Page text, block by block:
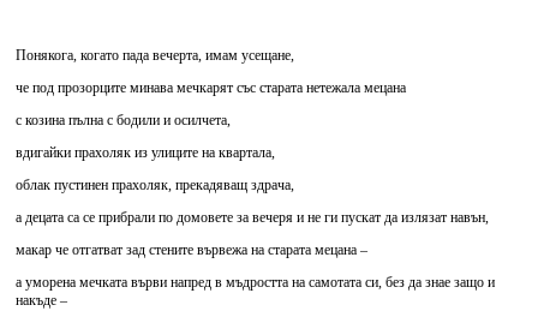
Понякога, когато пада вечерта, имам усещане,
че под прозорците минава мечкарят със старата нетежала мецана
с козина пълна с бодили и осилчета,
вдигайки прахоляк из улиците на квартала,
облак пустинен прахоляк, прекадяващ здрача,
а децата са се прибрали по домовете за вечеря и не ги пускат да излязат навън,
макар че отгатват зад стените вървежа на старата мецана –
а уморена мечката върви напред в мъдростта на самотата си, без да знае защо и
накъде –